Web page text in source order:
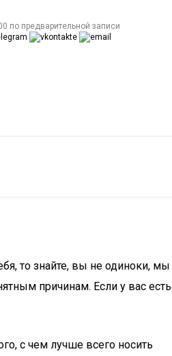
по предварительной записи
то знайте, вы не одиноки, мы
причинам. Если у вас есть
с чем лучше всего носить